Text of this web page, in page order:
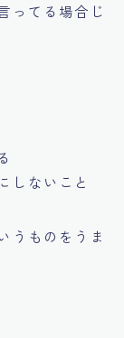
ってる場合じ
しないこと
うものをうま